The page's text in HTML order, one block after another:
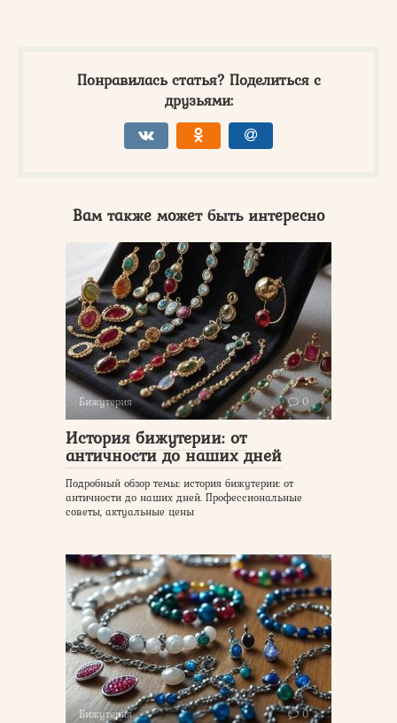
Понравилась статья? Поделиться с
друзьями:
Вам также может быть интересно
Бижутерия 0
История бижутерии: от
античности до наших дней
Подробный обзор темы: история бижутерии: от
античности до наших дней. Профессиональные
советы, актуальные цены
Бижутерия 0